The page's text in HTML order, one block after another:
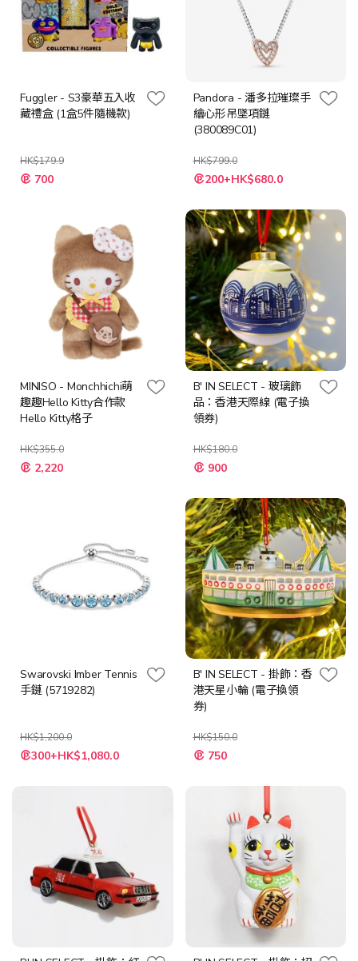
Fuggler - S3豪華五入收
藏禮盒 (1盒5件隨機款)
HK$179.9
特
殊 700
Pandora - 潘多拉璀璨手
繪心形吊墜項鏈
(380089C01)
HK$799.0
特
殊
格
200+HK$680.0
MINISO - Monchhichi萌
趣趣Hello Kitty合作款
Hello Kitty格子
HK$355.0
特
殊 2,220
B' IN SELECT - 玻璃飾
品：香港天際線 (電子換
領券)
HK$180.0
特
殊
格
900
Swarovski Imber Tennis
手鏈 (5719282)
HK$1,200.0
特
殊300+HK$1,080.0
B' IN SELECT - 掛飾：香
港天星小輪 (電子換領
券)
HK$150.0
特
殊 750